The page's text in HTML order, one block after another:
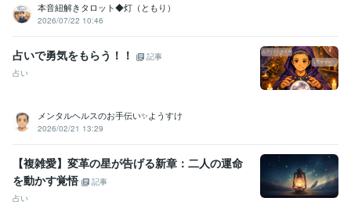
本音紐解きタロット◆灯（ともり）
2026/07/22 10:46
占いで勇気をもらう！！
記事
占い
メンタルヘルスのお手伝い✨ようすけ
2026/02/21 13:29
【複雑愛】変革の星が告げる新章：二人の運命
を動かす覚悟
記事
占い